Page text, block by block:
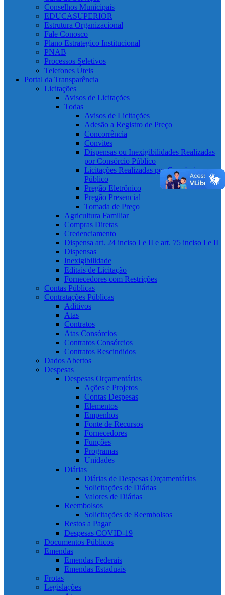
Conselhos Municipais
EDUCASUPERIOR
Estrutura Organizacional
Fale Conosco
Plano Estrategico Institucional
PNAB
Processos Seletivos
Telefones Úteis
Portal da Transparência
Licitações
Avisos de Licitações
Todas
Avisos de Licitações
Adesão a Registro de Preço
Concorrência
Convites
Dispensas ou Inexigibilidades Realizadas
por Consórcio Público
Licitações Realizadas por Consórcio
Público
Pregão Eletrônico
Pregão Presencial
Tomada de Preço
Agricultura Familiar
Compras Diretas
Credenciamento
Dispensa art. 24 inciso I e II e art. 75 inciso I e II
Dispensas
Inexigibilidade
Editais de Licitação
Fornecedores com Restrições
Contas Públicas
Contratações Públicas
Aditivos
Atas
Contratos
Atas Consórcios
Contratos Consórcios
Contratos Rescindidos
Dados Abertos
Despesas
Despesas Orçamentárias
Ações e Projetos
Contas Despesas
Elementos
Empenhos
Fonte de Recursos
Fornecedores
Funções
Programas
Unidades
Diárias
Diárias de Despesas Orçamentárias
Solicitações de Diárias
Valores de Diárias
Reembolsos
Solicitações de Reembolsos
Restos a Pagar
Despesas COVID-19
Documentos Públicos
Emendas
Emendas Federais
Emendas Estaduais
Frotas
Legislações